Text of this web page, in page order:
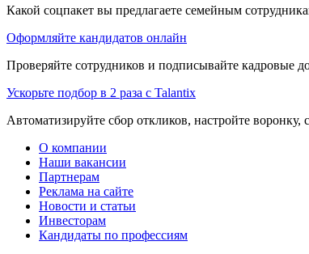
Какой соцпакет вы предлагаете семейным
Оформляйте кандидатов онлайн
Проверяйте сотрудников и подписывайте кадровые
Ускорьте подбор в 2 раза с Talantix
Автоматизируйте сбор откликов, настройте воронку,
О компании
Наши вакансии
Партнерам
Реклама на сайте
Новости и статьи
Инвесторам
Кандидаты по профессиям